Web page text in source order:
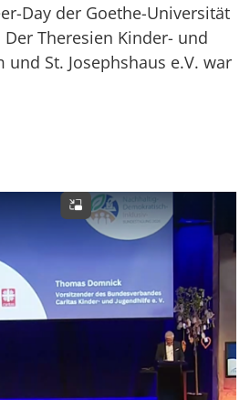
Day der Goethe-Universität
Theresien Kinder- und
und St. Josephshaus e.V. war